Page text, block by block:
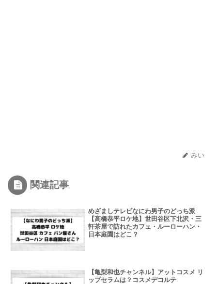
みい
関連記事
めざましテレビなにわ男子のどっち派
【高橋恭平ロケ地】世田谷区下北沢・三
軒茶屋で訪れたカフェ・ルーローハン・
日本庭園はどこ？
【亀梨和也チャンネル】アットコスメ リ
ップセラムは？コスメデコルテ